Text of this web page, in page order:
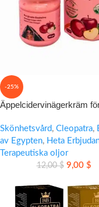
-25%
Äppelcidervinägerkräm
massage
Skönhetsvård, Cleopatra,
av Egypten, Heta
Terapeutiska oljor
12,00$ 9,00 $